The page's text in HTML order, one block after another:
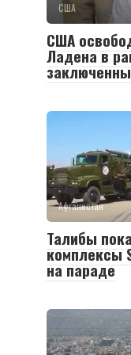
США
США
Ладена в
Афганистан
Талибы
комплексы
на параде